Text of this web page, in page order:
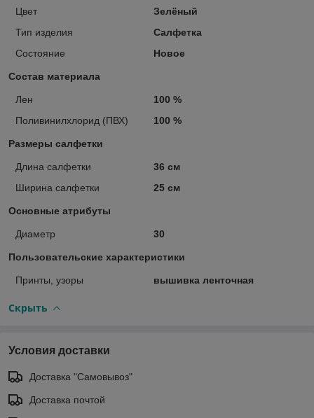
Цвет
Зелёный
Тип изделия
Салфетка
Состояние
Новое
Состав материала
Лен
100 %
Поливинилхлорид (ПВХ)
100 %
Размеры салфетки
Длина салфетки
36 см
Ширина салфетки
25 см
Основные атрибуты
Диаметр 30
Пользовательские характеристики
Принты, узоры вышивка ленточная
Скрыть
Условия доставки
Доставка "Самовывоз"
Доставка почтой